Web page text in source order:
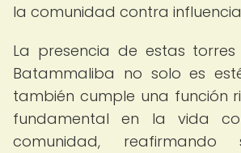
la comunidad contra
La presencia de estas
Batammaliba no solo es
también cumple una función
fundamental en la vida
comunidad, reafirmando